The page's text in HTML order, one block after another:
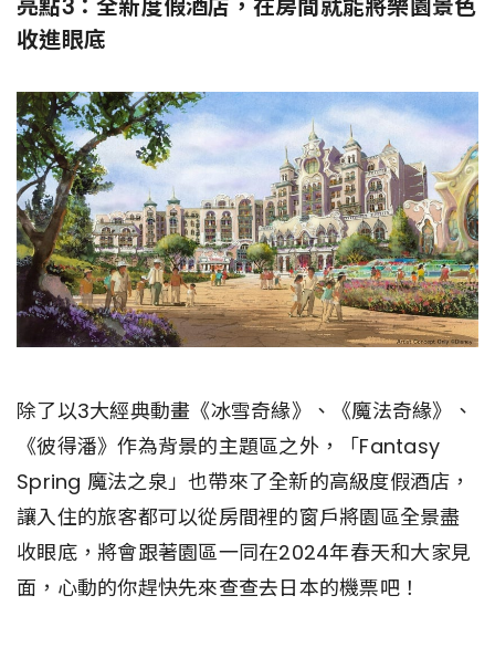
亮點3：全新度假酒店，在房間就能將樂園景色
收進眼底
除了以3大經典動畫《冰雪奇緣》、《魔法奇緣》、
《彼得潘》作為背景的主題區之外，「Fantasy
Spring 魔法之泉」也帶來了全新的高級度假酒店，
讓入住的旅客都可以從房間裡的窗戶將園區全景盡
收眼底，將會跟著園區一同在2024年春天和大家見
面，心動的你趕快先來查查去日本的機票吧！